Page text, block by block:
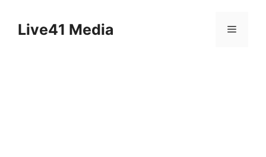
contentLive41 Media Menu